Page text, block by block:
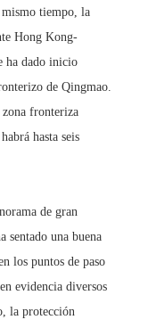
mismo tiempo, la
Hong Kong-
ha dado inicio
de Qingmao.
fronteriza
hasta seis
de gran
sentado una buena
los puntos de paso
evidencia diversos
la protección